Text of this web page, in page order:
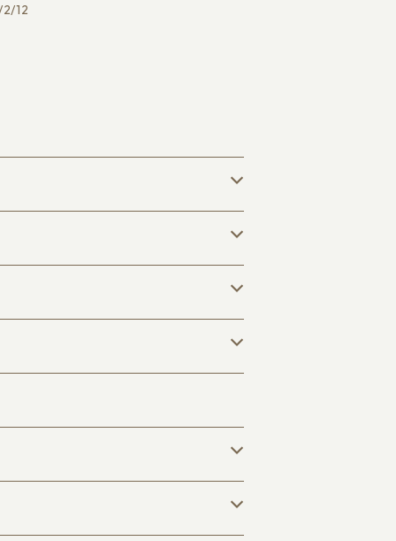
12